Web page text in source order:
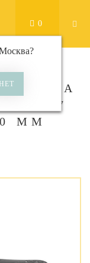
?
0
77
ММ